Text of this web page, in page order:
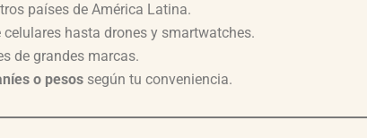
países de América Latina.
celulares hasta drones y smartwatches.
de grandes marcas.
o pesos según tu conveniencia.